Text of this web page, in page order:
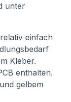
unter
einfach
Kleber.
enthalten.
gelbem